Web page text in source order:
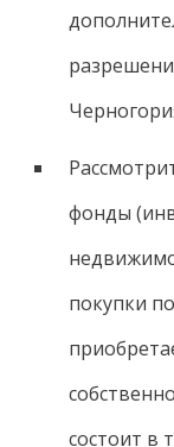
фонды
покупки
состоит в